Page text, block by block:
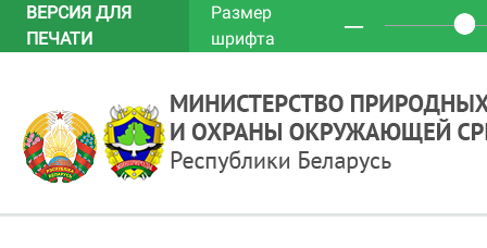
ВЕРСИЯ ДЛЯ
ПЕЧАТИ
Размер
шрифта
─